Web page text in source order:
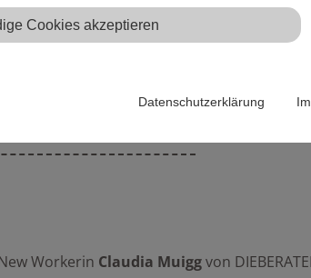
Cookies akzeptieren
Datenschutzerklärung
Q#4: Mit der
Workerin Claudia Muiggvon